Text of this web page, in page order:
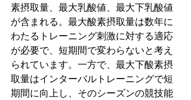
素摂取量、最大乳酸値、最大下乳酸値
が含まれる。最大酸素摂取量は数年に
わたるトレーニング刺激に対する適応
が必要で、短期間で変わらないと考え
られています。一方で、最大下酸素摂
取量はインターバルトレーニングで短
期間に向上し、そのシーズンの競技能